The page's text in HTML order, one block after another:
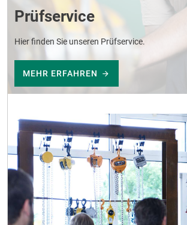
Prüfservice
Hier finden Sie unseren Prüfservice.
MEHR ERFAHREN